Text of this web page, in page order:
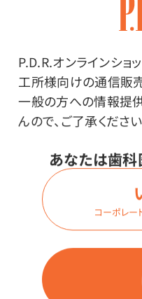
P.D.R.オンラインショ
工所様向けの通信販売
一般の方への情報提
んので、ご了承ください
あなたは歯科
コーポレー
型番：
1
価格はログイン後表示
ログイン
商
在